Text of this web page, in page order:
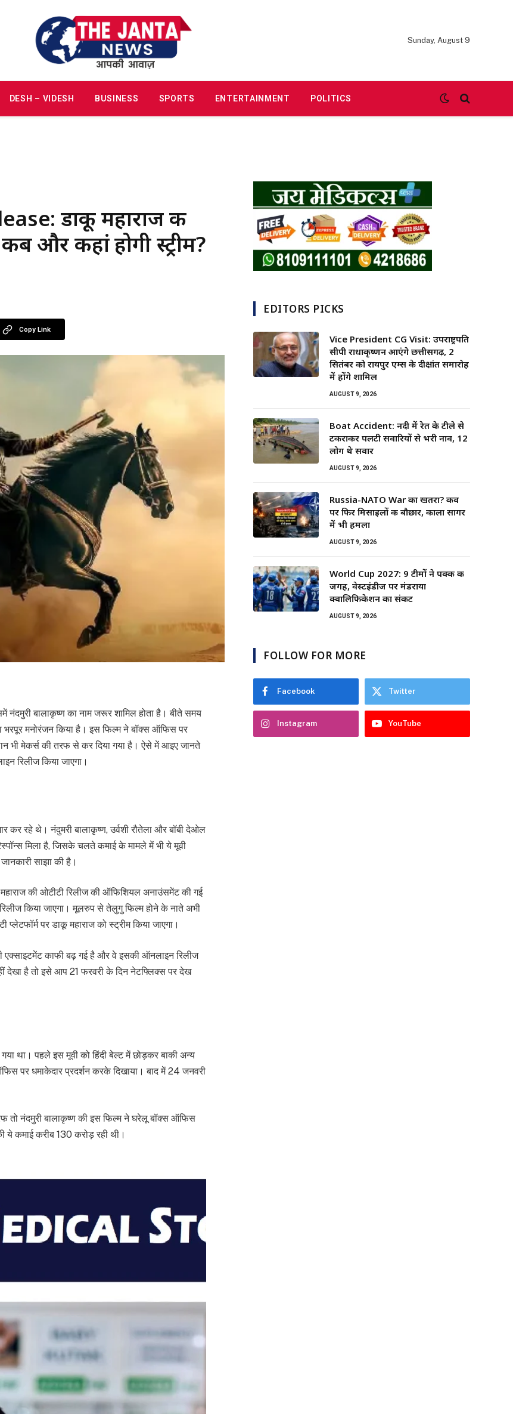
Sunday, August 9
DESH – VIDESH BUSINESS SPORTS ENTERTAINMENT POLITICS
डाकू महाराज की
और कहां होगी स्ट्रीम?
Copy Link
बालाकृष्ण का नाम जरूर शामिल होता है। बीते समय
भरपूर मनोरंजन किया है। इस फिल्म ने बॉक्स ऑफिस पर
भी मेकर्स की तरफ से कर दिया गया है। ऐसे में आइए जानते
रिलीज किया जाएगा।
रहे थे। नंदुमरी बालाकृष्ण, उर्वशी रौतेला और बॉबी देओल
मिला है, जिसके चलते कमाई के मामले में भी ये मूवी
साझा की है।
की ओटीटी रिलीज की ऑफिशियल अनाउंसमेंट की गई
किया जाएगा। मूलरुप से तेलुगु फिल्म होने के नाते अभी
प्लेटफॉर्म पर डाकू महाराज को स्ट्रीम किया जाएगा।
एक्साइटमेंट काफी बढ़ गई है और वे इसकी ऑनलाइन रिलीज
है तो इसे आप 21 फरवरी के दिन नेटफ्लिक्स पर देख
था। पहले इस मूवी को हिंदी बेल्ट में छोड़कर बाकी अन्य
पर धमाकेदार प्रदर्शन करके दिखाया। बाद में 24 जनवरी
तो नंदमुरी बालाकृष्ण की इस फिल्म ने घरेलू बॉक्स ऑफिस
ये कमाई करीब 130 करोड़ रही थी।
EDITORS PICKS
Vice President CG Visit: उपराष्ट्रपति
सीपी राधाकृष्णन आएंगे छत्तीसगढ़, 2
सितंबर को रायपुर एम्स के दीक्षांत समारोह
में होंगे शामिल
AUGUST 9, 2026
Boat Accident: नदी में रेत के टीले से
टकराकर पलटी सवारियों से भरी नाव, 12
लोग थे सवार
AUGUST 9, 2026
Russia-NATO War का खतरा? कीव
पर फिर मिसाइलों की बौछार, काला सागर
में भी हमला
AUGUST 9, 2026
World Cup 2027: 9 टीमों ने पक्की की
जगह, वेस्टइंडीज पर मंडराया
क्वालिफिकेशन का संकट
AUGUST 9, 2026
FOLLOW FOR MORE
Facebook Twitter
Instagram YouTube